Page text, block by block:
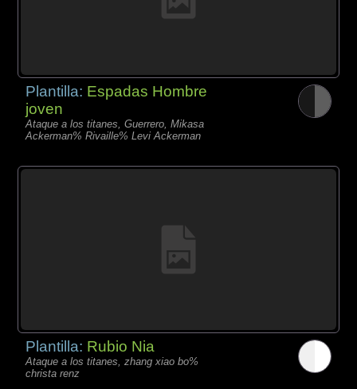
Plantilla: Espadas Hombre
joven
Ataque a los titanes, Guerrero, Mikasa
Ackerman% Rivaille% Levi Ackerman
Plantilla: Rubio Nia
Ataque a los titanes, zhang xiao bo%
christa renz